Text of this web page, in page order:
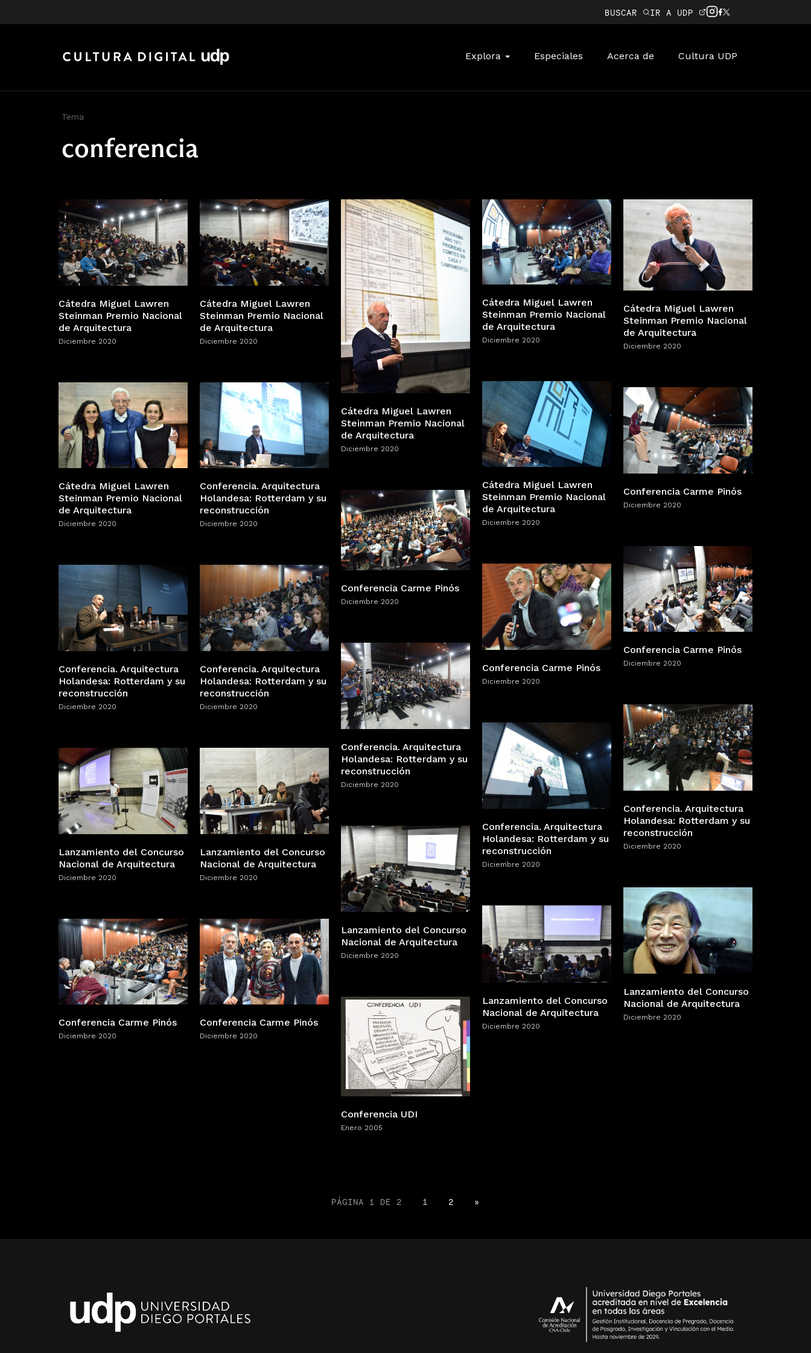
BUSCAR IR A UDP
Explora Especiales Acerca de Cultura UDP
Tema
conferencia
Cátedra Miguel Lawren
Steinman Premio Nacional
de Arquitectura
Diciembre 2020
Cátedra Miguel Lawren
Steinman Premio Nacional
de Arquitectura
Diciembre 2020
Cátedra Miguel Lawren
Steinman Premio Nacional
de Arquitectura
Diciembre 2020
Cátedra Miguel Lawren
Steinman Premio Nacional
de Arquitectura
Diciembre 2020
Cátedra Miguel Lawren
Steinman Premio Nacional
de Arquitectura
Diciembre 2020
Cátedra Miguel Lawren
Steinman Premio Nacional
de Arquitectura
Diciembre 2020
Cátedra Miguel Lawren
Steinman Premio Nacional
de Arquitectura
Diciembre 2020
Conferencia. Arquitectura
Holandesa: Rotterdam y su
reconstrucción
Diciembre 2020
Conferencia Carme Pinós
Diciembre 2020
Conferencia Carme Pinós
Diciembre 2020
Conferencia Carme Pinós
Diciembre 2020
Conferencia Carme Pinós
Diciembre 2020
Conferencia. Arquitectura
Holandesa: Rotterdam y su
reconstrucción
Diciembre 2020
Conferencia. Arquitectura
Holandesa: Rotterdam y su
reconstrucción
Diciembre 2020
Conferencia. Arquitectura
Holandesa: Rotterdam y su
reconstrucción
Diciembre 2020
Conferencia. Arquitectura
Holandesa: Rotterdam y su
reconstrucción
Diciembre 2020
Conferencia. Arquitectura
Holandesa: Rotterdam y su
reconstrucción
Diciembre 2020
Lanzamiento del Concurso
Nacional de Arquitectura
Diciembre 2020
Lanzamiento del Concurso
Nacional de Arquitectura
Diciembre 2020
Lanzamiento del Concurso
Nacional de Arquitectura
Diciembre 2020
Lanzamiento del Concurso
Nacional de Arquitectura
Diciembre 2020
Lanzamiento del Concurso
Nacional de Arquitectura
Diciembre 2020
Conferencia Carme Pinós
Diciembre 2020
Conferencia Carme Pinós
Diciembre 2020
Conferencia UDI
Enero 2005
PÁGINA 1 DE 2 1 2 »